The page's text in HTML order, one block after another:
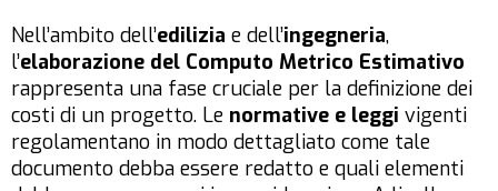
Nell’ambito dell’edilizia e dell’ingegneria,
l’elaborazione del Computo Metrico Estimativo
rappresenta una fase cruciale per la definizione dei
costi di un progetto. Le normative e leggi vigenti
regolamentano in modo dettagliato come tale
documento debba essere redatto e quali elementi